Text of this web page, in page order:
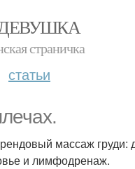
страничка
статьи
массаж груди:
и лимфодренаж.